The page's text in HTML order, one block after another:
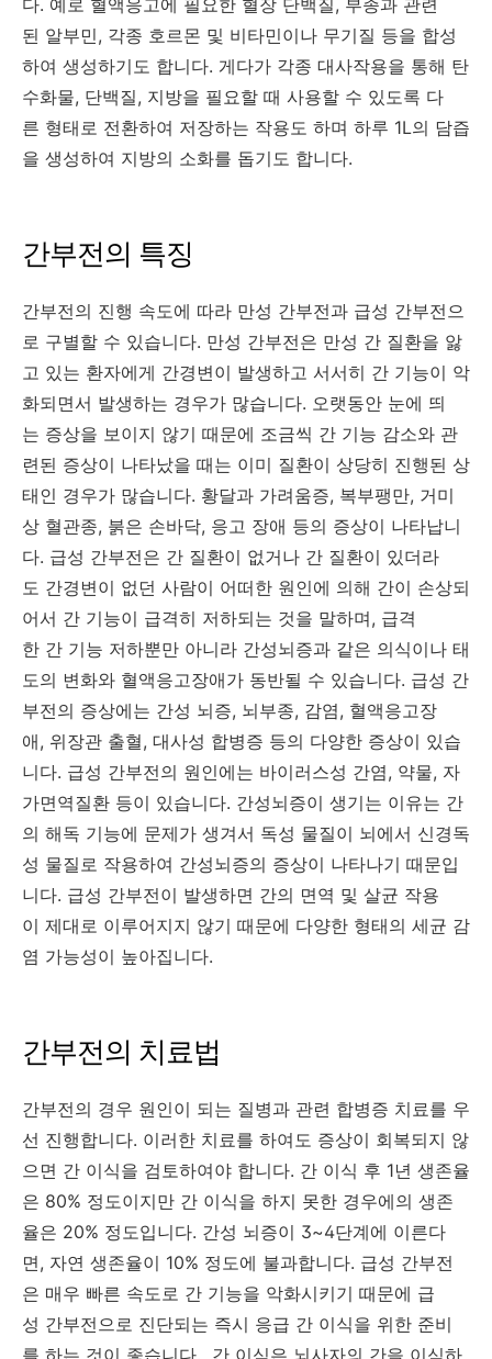
된 알부민, 각종 호르몬 및 비타민이나 무기질 등을 합성
하여 생성하기도 합니다. 게다가 각종 대사작용을 통해 탄
수화물, 단백질, 지방을 필요할 때 사용할 수 있도록 다
른 형태로 전환하여 저장하는 작용도 하며 하루 1L의 담즙
을 생성하여 지방의 소화를 돕기도 합니다.
간부전의 특징
간부전의 진행 속도에 따라 만성 간부전과 급성 간부전으
로 구별할 수 있습니다. 만성 간부전은 만성 간 질환을 앓
고 있는 환자에게 간경변이 발생하고 서서히 간 기능이 악
화되면서 발생하는 경우가 많습니다. 오랫동안 눈에 띄
는 증상을 보이지 않기 때문에 조금씩 간 기능 감소와 관
련된 증상이 나타났을 때는 이미 질환이 상당히 진행된 상
태인 경우가 많습니다. 황달과 가려움증, 복부팽만, 거미
상 혈관종, 붉은 손바닥, 응고 장애 등의 증상이 나타납니
다. 급성 간부전은 간 질환이 없거나 간 질환이 있더라
도 간경변이 없던 사람이 어떠한 원인에 의해 간이 손상되
어서 간 기능이 급격히 저하되는 것을 말하며, 급격
한 간 기능 저하뿐만 아니라 간성뇌증과 같은 의식이나 태
도의 변화와 혈액응고장애가 동반될 수 있습니다. 급성 간
부전의 증상에는 간성 뇌증, 뇌부종, 감염, 혈액응고장
애, 위장관 출혈, 대사성 합병증 등의 다양한 증상이 있습
니다. 급성 간부전의 원인에는 바이러스성 간염, 약물, 자
가면역질환 등이 있습니다. 간성뇌증이 생기는 이유는 간
의 해독 기능에 문제가 생겨서 독성 물질이 뇌에서 신경독
성 물질로 작용하여 간성뇌증의 증상이 나타나기 때문입
니다. 급성 간부전이 발생하면 간의 면역 및 살균 작용
이 제대로 이루어지지 않기 때문에 다양한 형태의 세균 감
염 가능성이 높아집니다.
간부전의 치료법
간부전의 경우 원인이 되는 질병과 관련 합병증 치료를 우
선 진행합니다. 이러한 치료를 하여도 증상이 회복되지 않
으면 간 이식을 검토하여야 합니다. 간 이식 후 1년 생존율
은 80% 정도이지만 간 이식을 하지 못한 경우에의 생존
율은 20% 정도입니다. 간성 뇌증이 3~4단계에 이른다
면, 자연 생존율이 10% 정도에 불과합니다. 급성 간부전
은 매우 빠른 속도로 간 기능을 악화시키기 때문에 급
성 간부전으로 진단되는 즉시 응급 간 이식을 위한 준비
를 하는 것이 좋습니다. 간 이식은 뇌사자의 간을 이식하